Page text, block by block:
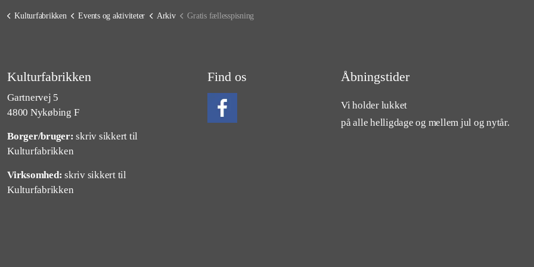
Kulturfabrikken Events og aktiviteter Arkiv Gratis fællesspisning
Kulturfabrikken
Gartnervej 5
4800 Nykøbing F
Borger/bruger: skriv sikkert til
Kulturfabrikken
Virksomhed: skriv sikkert til
Kulturfabrikken
Find os Åbningstider
Vi holder lukket
på alle helligdage og mellem jul og nytår.